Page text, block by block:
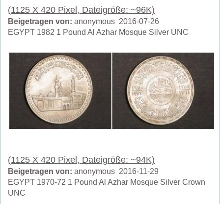
(1125 X 420 Pixel, Dateigröße: ~96K)
Beigetragen von: anonymous 2016-07-26
EGYPT 1982 1 Pound Al Azhar Mosque Silver UNC
(1125 X 420 Pixel, Dateigröße: ~94K)
Beigetragen von: anonymous 2016-11-29
EGYPT 1970-72 1 Pound Al Azhar Mosque Silver Crown
UNC